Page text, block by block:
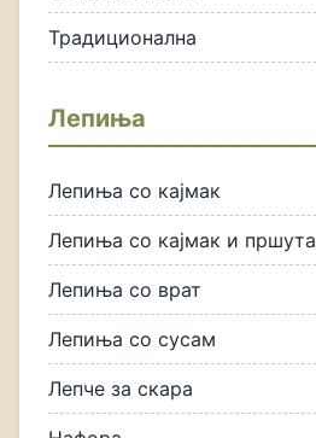
Традиционална
Лепиња
Лепиња со кајмак
Лепиња со кајмак и пршута
Лепиња со врат
Лепиња со сусам
Лепче за скара